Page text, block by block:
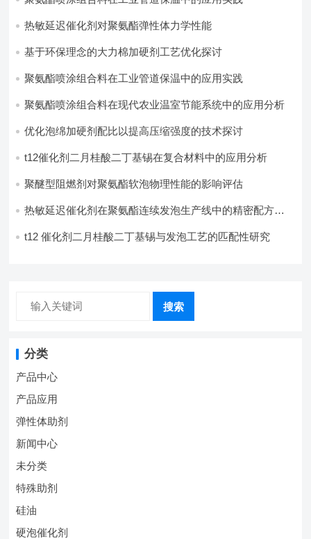
热敏延迟催化剂对聚氨酯弹性体力学性能
基于环保理念的大力棉加硬剂工艺优化探讨
聚氨酯喷涂组合料在工业管道保温中的应用实践
聚氨酯喷涂组合料在现代农业温室节能系统中的应用分析​
优化泡绵加硬剂配比以提高压缩强度的技术探讨
t12催化剂二月桂酸二丁基锡在复合材料中的应用分析
聚醚型阻燃剂对聚氨酯软泡物理性能的影响评估​
热敏延迟催化剂在聚氨酯连续发泡生产线中的精密配方设
t12 催化剂二月桂酸二丁基锡与发泡工艺的匹配性研究
搜索
分类
产品中心
产品应用
弹性体助剂
新闻中心
未分类
特殊助剂
硅油
硬泡催化剂